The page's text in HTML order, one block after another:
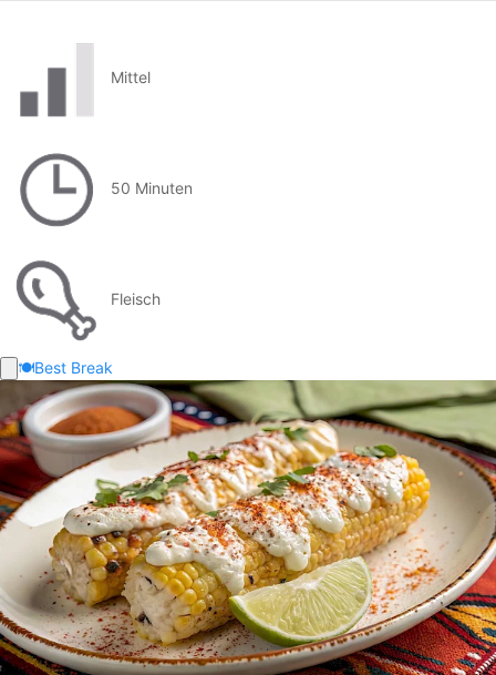
Mittel
50 Minuten
Fleisch
🍽️Best Break